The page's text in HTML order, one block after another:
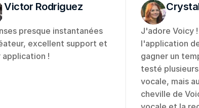
Victor Rodriguez
presque instantanées
excellent support et
application !
J'adore Voicy
l'application
gagner un
testé
vocale, mais
cheville de